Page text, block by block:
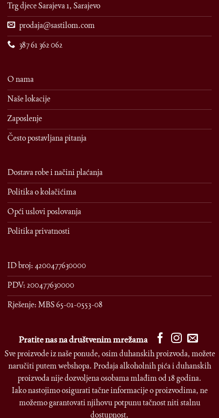
Trg djece Sarajeva 1, Sarajevo
prodaja@sastilom.com
387 61 362 062
O nama
Naše lokacije
Zaposlenje
Često postavljana pitanja
Dostava robe i načini plaćanja
Politika o kolačićima
Opći uslovi poslovanja
Politika privatnosti
ID broj: 4200477630000
PDV: 200477630000
Rješenje: MBS 65-01-0553-08
Pratite nas na društvenim mrežama
Sve proizvode iz naše ponude, osim duhanskih proizvoda, možete
naručiti putem webshopa. Prodaja alkoholnih pića i duhanskih
proizvoda nije dozvoljena osobama mlađim od 18 godina.
Iako nastojimo osigurati tačne informacije o proizvodima, ne
možemo garantovati njihovu potpunu tačnost niti stalnu
dostupnost.